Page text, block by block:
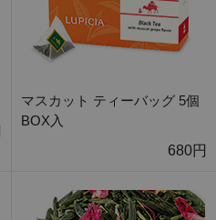
マスカット ティーバッグ 5個
BOX入
680円